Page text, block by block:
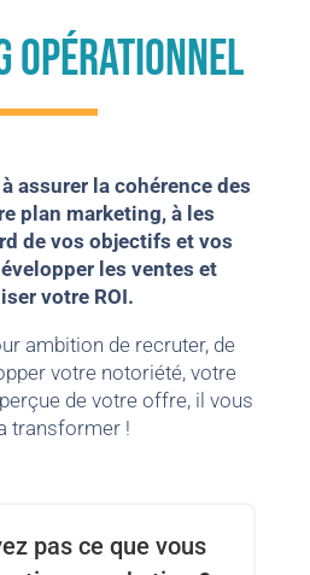
opérationnel
assurer la cohérence des
plan marketing, à les
de vos objectifs et vos
les ventes et
votre ROI.
ambition de recruter, de
votre notoriété, votre
de votre offre, il vous
transformer !
pas ce que vous